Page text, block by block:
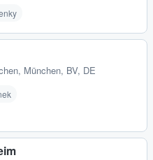
, München, BV, DE